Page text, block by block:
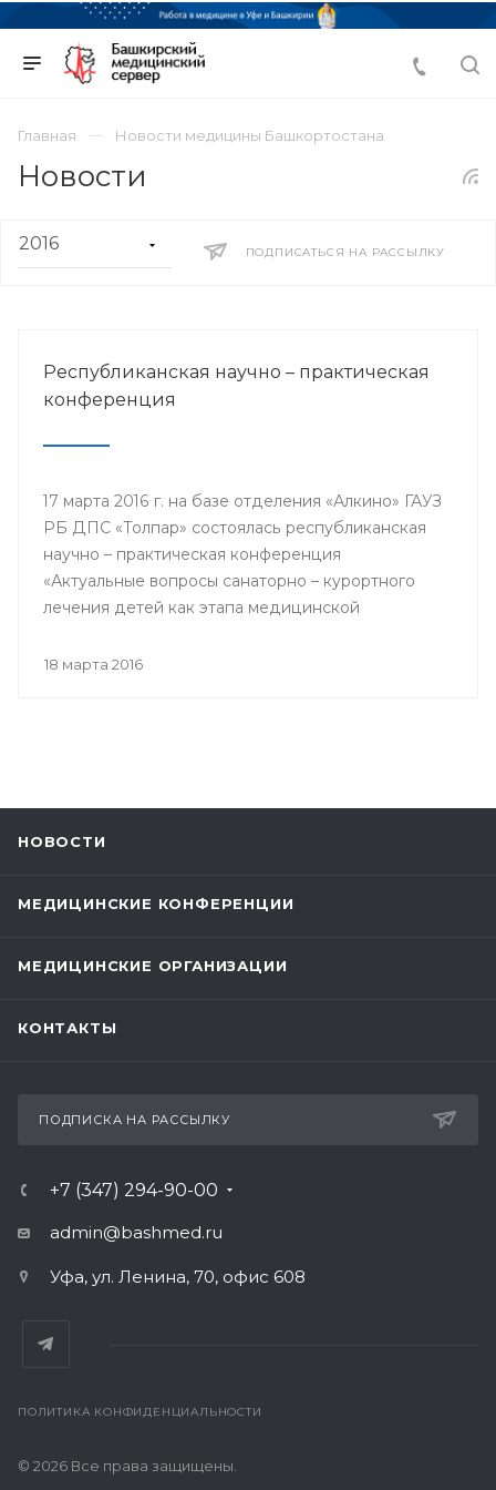
Главная Новости медицины Башкортостана
Новости
ПОДПИСАТЬСЯ НА РАССЫЛКУ
Республиканская научно – практическая
конференция
17 марта 2016 г. на базе отделения «Алкино» ГАУЗ
РБ ДПС «Толпар» состоялась республиканская
научно – практическая конференция
«Актуальные вопросы санаторно – курортного
лечения детей как этапа медицинской
санатории», посвященная 80 – летнему юбилею
18 марта 2016
НОВОСТИ
МЕДИЦИНСКИЕ КОНФЕРЕНЦИИ
МЕДИЦИНСКИЕ ОРГАНИЗАЦИИ
КОНТАКТЫ
ПОДПИСКА НА РАССЫЛКУ
+7 (347) 294-90-00
admin@bashmed.ru
Уфа, ул. Ленина, 70, офис 608
ПОЛИТИКА КОНФИДЕНЦИАЛЬНОСТИ
© 2026 Все права защищены.